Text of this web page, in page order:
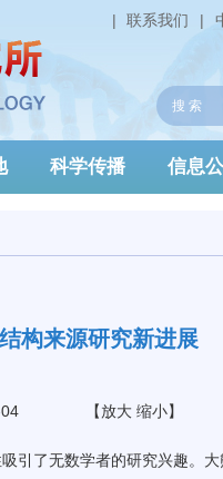
|
联系我们
|
科学传播 信息
构来源研究新进展
【放大 缩小】
引了无数学者的研究兴趣。